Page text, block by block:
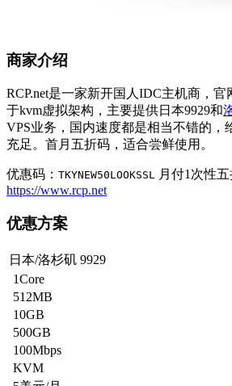
商家介绍
RCP.net是一家新开国人IDC主机商，官
于kvm虚拟架构，主要提供日本9929和
VPS业务，国内速度都是相当不错的，
充足。首月五折码，适合尝鲜使用。
优惠码： TKYNEW50LOOKSSL 月付1次性
https://www.rcp.net
优惠方案
日本/洛杉矶 9929
1Core
512MB
10GB
500GB
100Mbps
KVM